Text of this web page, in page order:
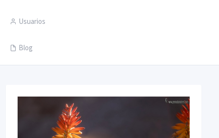
Usuarios
Blog